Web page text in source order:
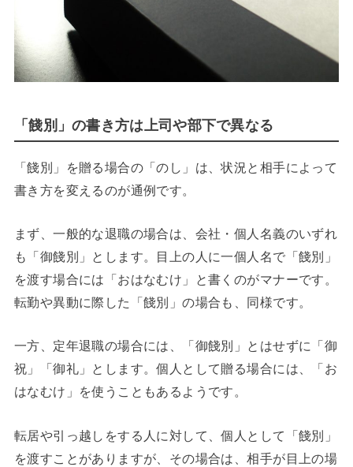
「餞別」の書き方は上司や部下で異なる
「餞別」を贈る場合の「のし」は、状況と相手によって
書き方を変えるのが通例です。
まず、一般的な退職の場合は、会社・個人名義のいずれ
も「御餞別」とします。目上の人に一個人名で「餞別」
を渡す場合には「おはなむけ」と書くのがマナーです。
転勤や異動に際した「餞別」の場合も、同様です。
一方、定年退職の場合には、「御餞別」とはせずに「御
祝」「御礼」とします。個人として贈る場合には、「お
はなむけ」を使うこともあるようです。
転居や引っ越しをする人に対して、個人として「餞別」
を渡すことがありますが、その場合は、相手が目上の場